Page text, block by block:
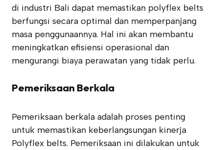
di industri Bali dapat memastikan polyflex belts
berfungsi secara optimal dan memperpanjang
masa penggunaannya. Hal ini akan membantu
meningkatkan efisiensi operasional dan
mengurangi biaya perawatan yang tidak perlu.
Pemeriksaan Berkala
Pemeriksaan berkala adalah proses penting
untuk memastikan keberlangsungan kinerja
Polyflex belts. Pemeriksaan ini dilakukan untuk